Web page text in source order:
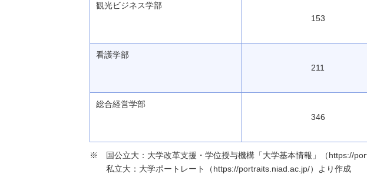
観光ビジネス学部
153
看護学部
211
総合経営学部
346
国公立大：大学改革支援・学位授与機構「大学基本情報」（https://
私立大：大学ポートレート（https://portraits.niad.ac.jp/）より作成